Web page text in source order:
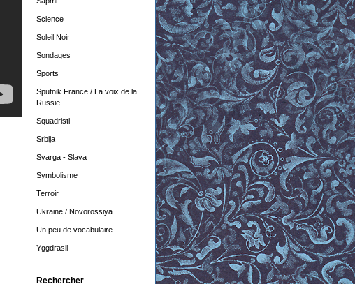
Science
Soleil Noir
Sondages
Sports
Sputnik France / La voix de la
Russie
Squadristi
Srbija
Svarga - Slava
Symbolisme
Terroir
Ukraine / Novorossiya
Un peu de vocabulaire...
Yggdrasil
Rechercher